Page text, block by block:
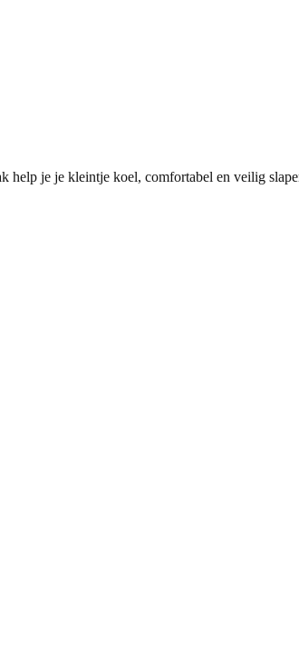
je je kleintje koel, comfortabel en veilig